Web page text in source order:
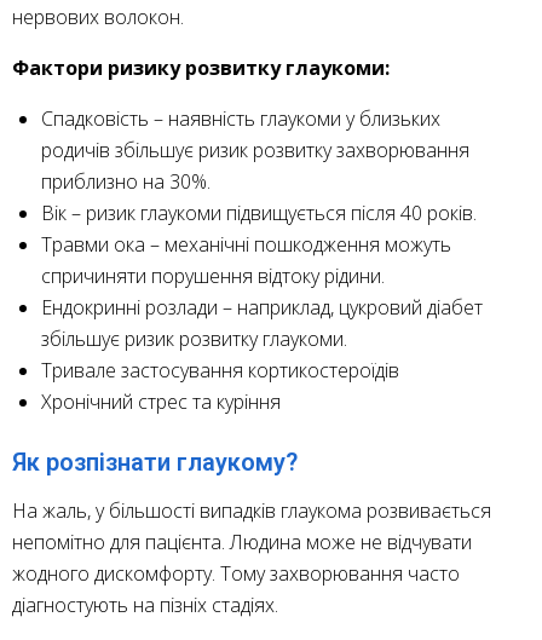
нервових волокон.
Фактори ризику розвитку глаукоми:
Спадковість – наявність глаукоми у близьких
родичів збільшує ризик розвитку захворювання
приблизно на 30%.
Вік – ризик глаукоми підвищується після 40 років.
Травми ока – механічні пошкодження можуть
спричиняти порушення відтоку рідини.
Ендокринні розлади – наприклад, цукровий діабет
збільшує ризик розвитку глаукоми.
Тривале застосування кортикостероїдів
Хронічний стрес та куріння
Як розпізнати глаукому?
На жаль, у більшості випадків глаукома розвивається
непомітно для пацієнта. Людина може не відчувати
жодного дискомфорту. Тому захворювання часто
діагностують на пізніх стадіях.